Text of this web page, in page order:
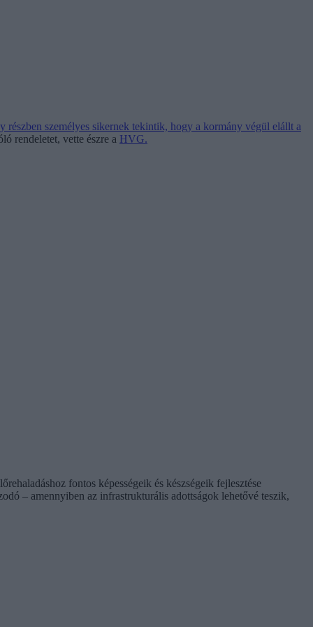
részben személyes sikernek tekintik, hogy a kormány végül elállt a
rendeletet, vette észre a HVG.
fontos képességeik és készségeik fejlesztése
– amennyiben az infrastrukturális adottságok lehetővé teszik,